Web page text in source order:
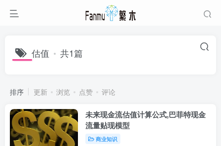
估值 共1篇
排序 更新 浏览 点赞 评论
未来现金流估值计算公式,巴菲特现金
流量贴现模型
商业知识